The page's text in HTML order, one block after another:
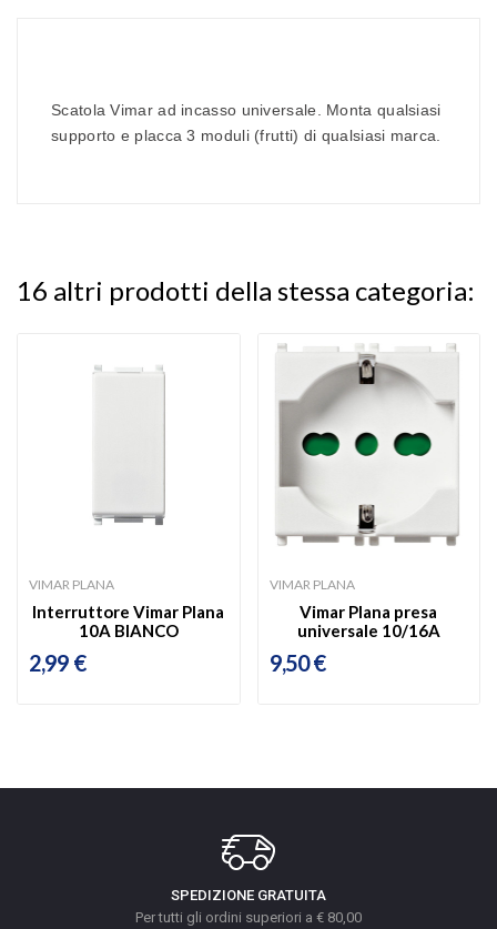
Scatola Vimar ad incasso universale. Monta qualsiasi
supporto e placca 3 moduli (frutti) di qualsiasi marca.
16 altri prodotti della stessa categoria:
VIMAR PLANA
Interruttore Vimar Plana
10A BIANCO
2,99 €
VIMAR PLANA
Vimar Plana presa
universale 10/16A
9,50 €
SPEDIZIONE GRATUITA
Per tutti gli ordini superiori a € 80,00